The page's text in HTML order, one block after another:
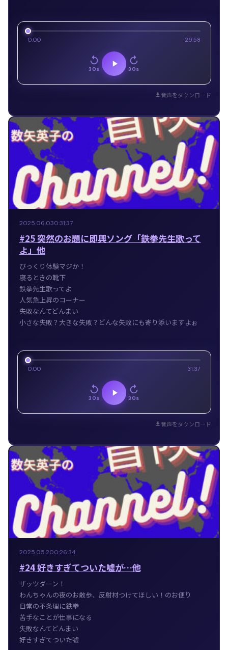
0:00 29:58
30s 30s
音声をダウンロード
2025.06.030:31:37
#25 突然のお題に即興ソング「鉄拳先生歌って
よ」他
びっくり体験マジか！
寝るときの靴下
鉄拳先生歌ってよ
人気急上昇のコーナー
失敗なんてどんまい
小さな失敗？大きな失敗？どんな失敗にも寄り添いますよぉ
0:00 31:37
30s 30s
音声をダウンロード
2025.05.200:26:34
#24 好きすぎてついた嘘が…他
ザッツダーン！
わんちゃんの夜のお散歩、反射材つけてほしい！のお便り
日常の不条理に鉄拳
苦手なことが仕事になる
失敗なんてどんまい
好きすぎてついた嘘